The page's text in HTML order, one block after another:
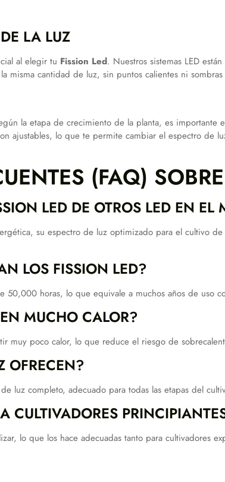
LA LUZ
al elegir tu Fission Led. Nuestros sistemas LED
misma cantidad de luz, sin puntos calientes ni
la etapa de crecimiento de la planta, es importante
ajustables, lo que te permite cambiar el espectro de
(FAQ)
LED DE OTROS LED EN EL
su espectro de luz optimizado para el cultivo
LOS FISSION LED?
50,000 horas, lo que equivale a muchos años de uso
MUCHO CALOR?
muy poco calor, lo que reduce el riesgo de
OFRECEN?
luz completo, adecuado para todas las etapas del
CULTIVADORES
lo que los hace adecuadas tanto para cultivadores